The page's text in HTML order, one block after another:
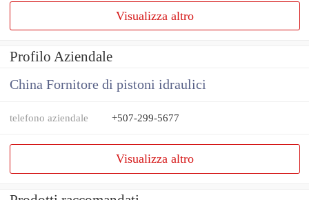
Visualizza altro
Profilo Aziendale
China Fornitore di pistoni idraulici
telefono aziendale +507-299-5677
Visualizza altro